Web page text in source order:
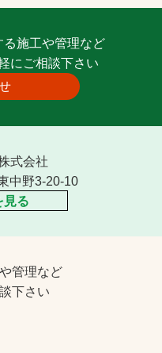
施工や管理など
にご相談下さい
式会社
中野3-20-10
見る
管理など
下さい